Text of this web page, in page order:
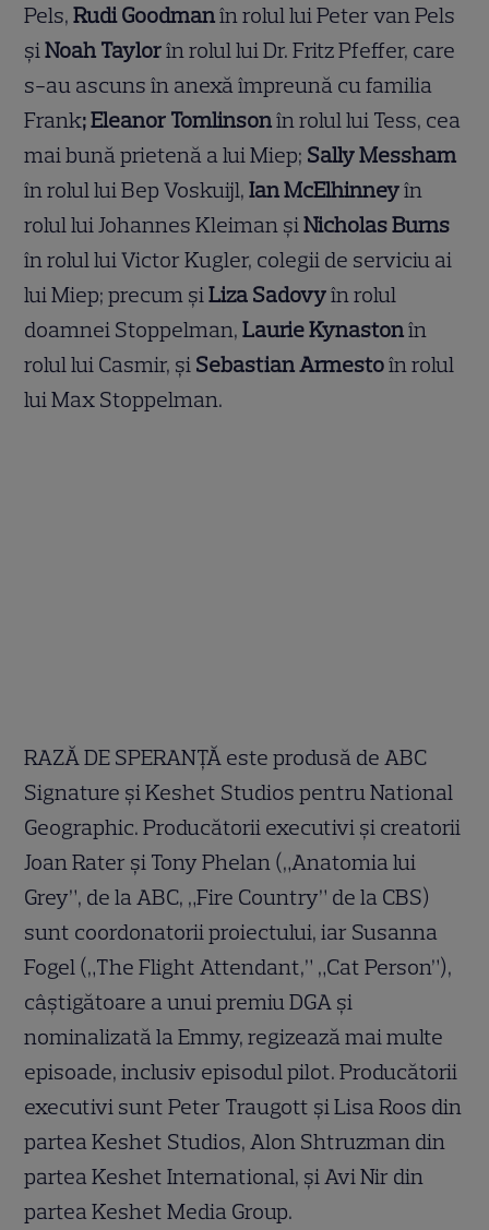
Pels,Rudi Goodmanîn rolul lui Peter van Pels
șiNoah Taylorîn rolul lui Dr. Fritz Pfeffer, care
s-au ascuns în anexă împreună cu familia
Frank; Eleanor Tomlinsonîn rolul lui Tess, cea
mai bună prietenă a lui Miep; Sally Messham
în rolul lui Bep Voskuijl,Ian McElhinneyîn
rolul lui Johannes Kleiman și Nicholas Burns
în rolul lui Victor Kugler, colegii de serviciu ai
lui Miep; precum șiLiza Sadovyîn rolul
doamnei Stoppelman,Laurie Kynastonîn
rolul lui Casmir, și Sebastian Armestoîn rolul
lui Max Stoppelman.
RAZĂ DE SPERANȚĂ este produsă de ABC
Signature și Keshet Studios pentru National
Geographic. Producătorii executivi și creatorii
Joan Rater și Tony Phelan („Anatomia lui
Grey”, de la ABC, „Fire Country” de la CBS)
sunt coordonatorii proiectului, iar Susanna
Fogel („The Flight Attendant,” „Cat Person”),
câștigătoare a unui premiu DGA și
nominalizată la Emmy, regizează mai multe
episoade, inclusiv episodul pilot. Producătorii
executivi sunt Peter Traugott și Lisa Roos din
partea Keshet Studios, Alon Shtruzman din
partea Keshet International, și Avi Nir din
partea Keshet Media Group.